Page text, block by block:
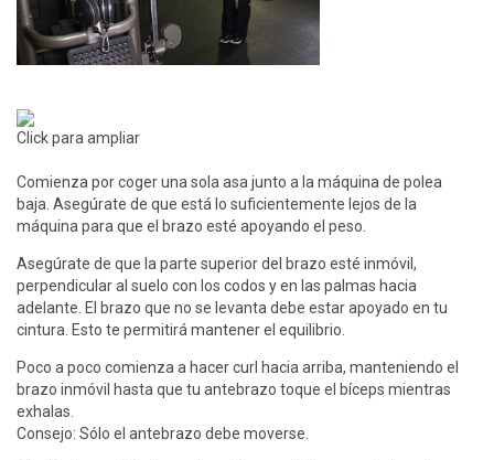
Click para ampliar
Comienza por coger una sola asa junto a la máquina de polea
baja. Asegúrate de que está lo suficientemente lejos de la
máquina para que el brazo esté apoyando el peso.
Asegúrate de que la parte superior del brazo esté inmóvil,
perpendicular al suelo con los codos y en las palmas hacia
adelante. El brazo que no se levanta debe estar apoyado en tu
cintura. Esto te permitirá mantener el equilibrio.
Poco a poco comienza a hacer curl hacia arriba, manteniendo el
brazo inmóvil hasta que tu antebrazo toque el bíceps mientras
exhalas.
Consejo: Sólo el antebrazo debe moverse.